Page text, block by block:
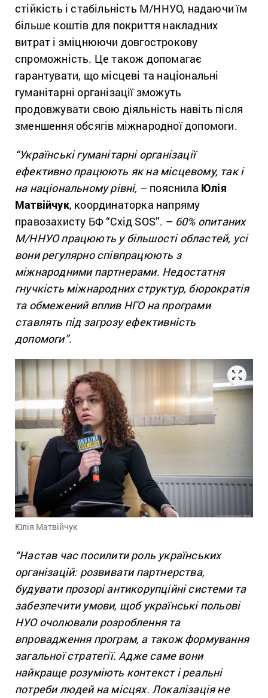
стійкість і стабільність М/ННУО, надаючи їм
більше коштів для покриття накладних
витрат і зміцнюючи довгострокову
спроможність. Це також допомагає
гарантувати, що місцеві та національні
гуманітарні організації зможуть
продовжувати свою діяльність навіть після
зменшення обсягів міжнародної допомоги.
“Українські гуманітарні організації
ефективно працюють як на місцевому, так і
на національному рівні, – пояснила Юлія
Матвійчук, координаторка напряму
правозахисту БФ “Схід SOS”. – 60% опитаних
М/ННУО працюють у більшості областей, усі
вони регулярно співпрацюють з
міжнародними партнерами. Недостатня
гнучкість міжнародних структур, бюрократія
та обмежений вплив НГО на програми
ставлять під загрозу ефективність
допомоги”.
Юлія Матвійчук
“Настав час посилити роль українських
організацій: розвивати партнерства,
будувати прозорі антикорупційні системи та
забезпечити умови, щоб українські польові
НУО очолювали розроблення та
впровадження програм, а також формування
загальної стратегії. Адже саме вони
найкраще розуміють контекст і реальні
потреби людей на місцях. Локалізація не